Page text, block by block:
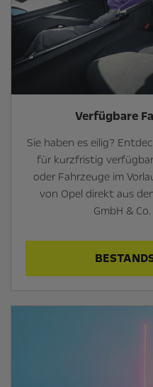
Verfügbare
Sie haben es eilig?
für kurzfristig
oder Fahrzeuge im
von Opel direkt aus
GmbH &